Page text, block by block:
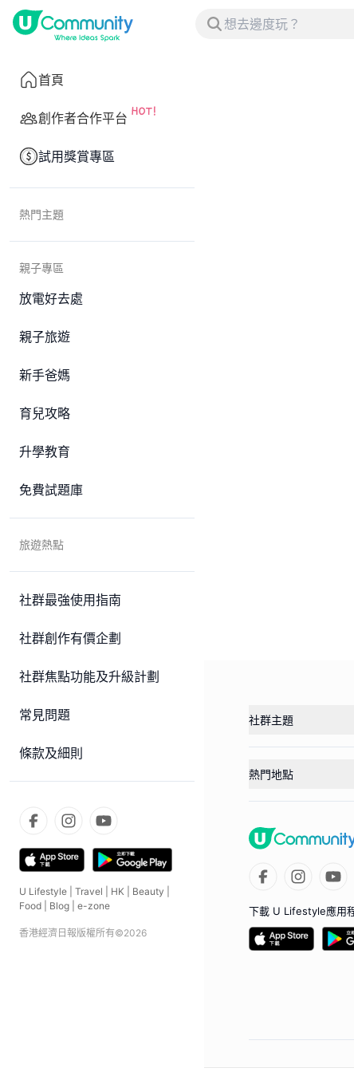
首頁
創作者合作平台
試用獎賞專區
熱門主題
親子專區
放電好去處
親子旅遊
新手爸媽
育兒攻略
升學教育
免費試題庫
旅遊熱點
社群最強使用指南
社群創作有價企劃
社群焦點功能及升級計劃
常見問題
條款及細則
U Lifestyle Travel HK Beauty
Food
Blog e-zone
香港經濟日報版權所有©2026
社群主題
熱門地點
下載 U Lifestyle應用